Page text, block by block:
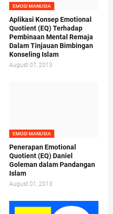
EMOSI MANUSIA
Aplikasi Konsep Emotional
Quotient (EQ) Terhadap
Pembinaan Mental Remaja
Dalam Tinjauan Bimbingan
Konseling Islam
August 07, 2013
EMOSI MANUSIA
Penerapan Emotional
Quotient (EQ) Daniel
Goleman dalam Pandangan
Islam
August 01, 2013